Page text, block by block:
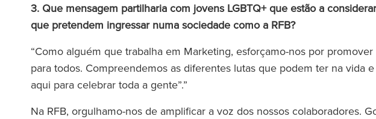
3. Que mensagem partilharia com jovens LGBTQ+ que estão a
que pretendem ingressar numa sociedade como a RFB?
“Como alguém que trabalha em Marketing, esforçamo-nos por
para todos. Compreendemos as diferentes lutas que podem ter na vida
aqui para celebrar toda a gente”.”
Na RFB, orgulhamo-nos de amplificar a voz dos nossos colaboradores.